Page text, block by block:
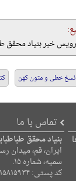
خبر بنیاد محقق
نسخ خطی و متون کهن
تماس با ما
بنیاد محقق
ایران، قم، میدان
سمیه، شماره ۱۵.
کد پستی: ۳۷۱۵۸۱۵۹۳۴